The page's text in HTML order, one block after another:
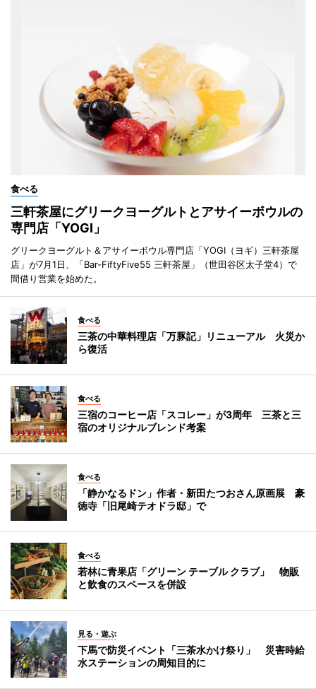
食べる
三軒茶屋にグリークヨーグルトとアサイーボウルの
専門店「YOGI」
グリークヨーグルト＆アサイーボウル専門店「YOGI（ヨギ）三軒茶屋
店」が7月1日、「Bar-FiftyFive55 三軒茶屋」（世田谷区太子堂4）で
間借り営業を始めた。
食べる
三茶の中華料理店「万豚記」リニューアル 火災か
ら復活
食べる
三宿のコーヒー店「スコレー」が3周年 三茶と三
宿のオリジナルブレンド考案
食べる
「静かなるドン」作者・新田たつおさん原画展 豪
徳寺「旧尾崎テオドラ邸」で
食べる
若林に青果店「グリーン テーブル クラブ」 物販
と飲食のスペースを併設
見る・遊ぶ
下馬で防災イベント「三茶水かけ祭り」 災害時給
水ステーションの周知目的に